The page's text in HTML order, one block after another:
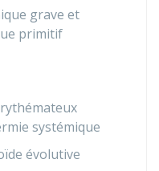
grave et
primitif
systémique
évolutive